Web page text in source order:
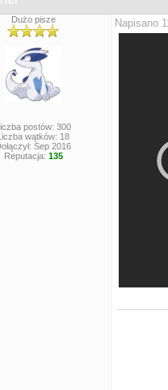
Dużo pisze
postów: 300
wątków: 18
Sep 2016
Reputacja: 135
Napisano